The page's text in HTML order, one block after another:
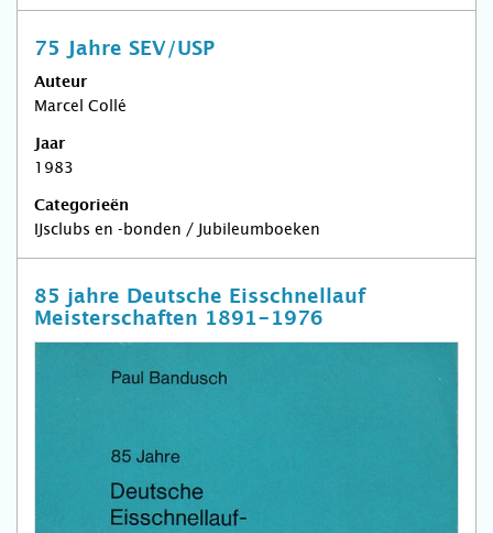
75 Jahre SEV/USP
Auteur
Marcel Collé
Jaar
1983
Categorieën
IJsclubs en -bonden / Jubileumboeken
85 jahre Deutsche Eisschnellauf
Meisterschaften 1891-1976